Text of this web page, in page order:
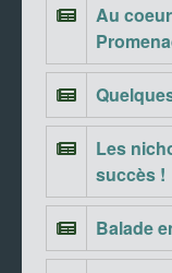
Au
Les
succès !
Balade